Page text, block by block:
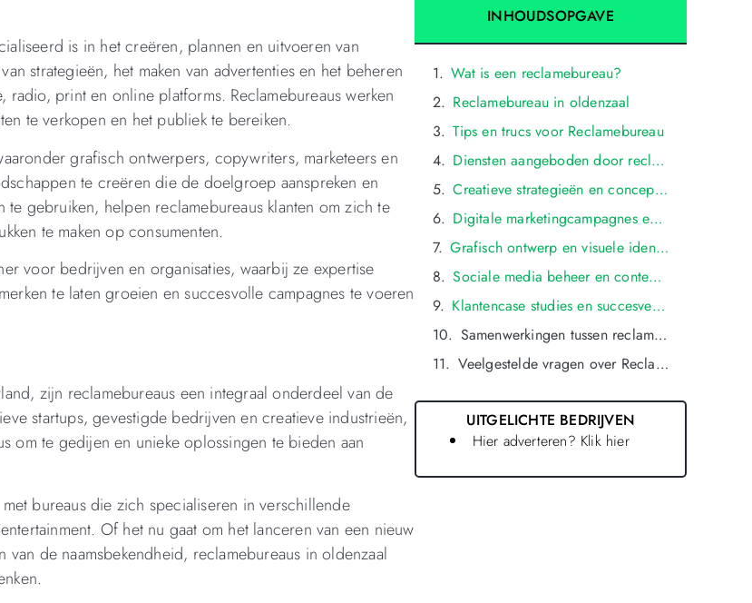
is in het creëren, plannen en uitvoeren van
strategieën, het maken van advertenties en het beheren
print en online platforms. Reclamebureaus werken
te verkopen en het publiek te bereiken.
grafisch ontwerpers, copywriters, marketeers en
te creëren die de doelgroep aanspreken en
gebruiken, helpen reclamebureaus klanten om zich te
te maken op consumenten.
voor bedrijven en organisaties, waarbij ze expertise
te laten groeien en succesvolle campagnes te voeren
zijn reclamebureaus een integraal onderdeel van de
startups, gevestigde bedrijven en creatieve industrieën,
om te gedijen en unieke oplossingen te bieden aan
bureaus die zich specialiseren in verschillende
Of het nu gaat om het lanceren van een nieuw
de naamsbekendheid, reclamebureaus in oldenzaal
INHOUDSOPGAVE
Wat is een reclamebureau?
Reclamebureau in oldenzaal
Tips en trucs voor Reclamebureau
Diensten aangeboden door reclamebureaus in oldenzaal
Creatieve strategieën en conceptontwikkeling bij reclamebureaus in oldenzaal
Digitale marketingcampagnes en online advertentiestrategieën in oldenzaal
Grafisch ontwerp en visuele identiteit ontwikkeld door reclamebureaus in oldenzaal
Sociale media beheer en contentcreatie door reclamebureaus in oldenzaal
Klantencase studies en succesverhalen van reclamecampagnes in oldenzaal
Samenwerkingen tussen reclamebureaus en lokale bedrijven in oldenzaal
Veelgestelde vragen over Reclamebureau in oldenzaal
UITGELICHTE BEDRIJVEN
Hier adverteren? Klik hier